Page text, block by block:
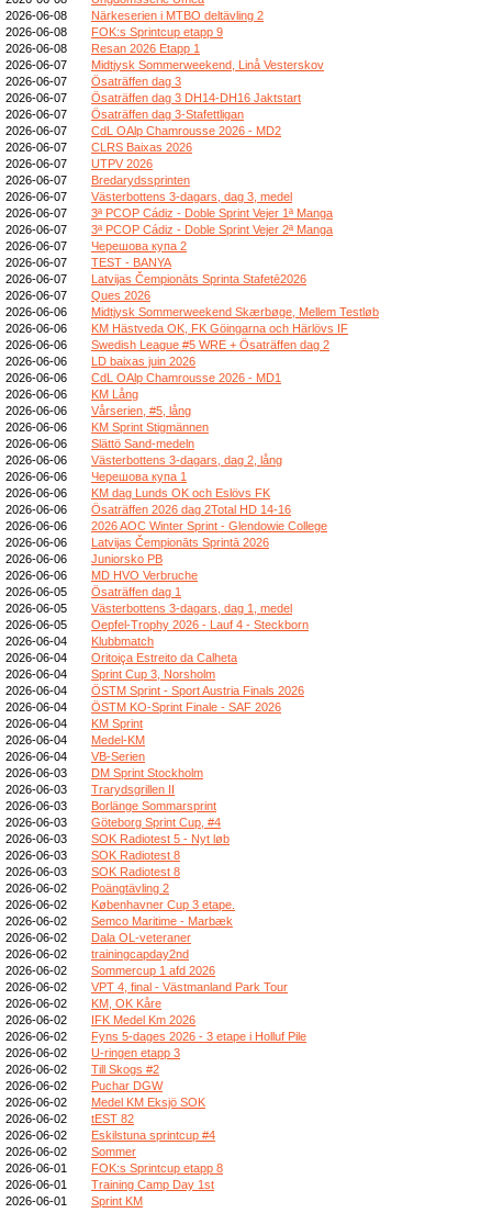
2026-06-08
Närkeserien i MTBO deltävling 2
2026-06-08
FOK:s Sprintcup etapp 9
2026-06-08
Resan 2026 Etapp 1
2026-06-07
Midtjysk Sommerweekend, Linå Vesterskov
2026-06-07
Ösaträffen dag 3
2026-06-07
Ösaträffen dag 3 DH14-DH16 Jaktstart
2026-06-07
Ösaträffen dag 3-Stafettligan
2026-06-07
CdL OAlp Chamrousse 2026 - MD2
2026-06-07
CLRS Baixas 2026
2026-06-07
UTPV 2026
2026-06-07
Bredarydssprinten
2026-06-07
Västerbottens 3-dagars, dag 3, medel
2026-06-07
3ª PCOP Cádiz - Doble Sprint Vejer 1ª Manga
2026-06-07
3ª PCOP Cádiz - Doble Sprint Vejer 2ª Manga
2026-06-07
Черешова купа 2
2026-06-07
TEST - BANYA
2026-06-07
Latvijas Čempionāts Sprinta Stafetē2026
2026-06-07
Ques 2026
2026-06-06
Midtjysk Sommerweekend Skærbøge, Mellem Testløb
2026-06-06
KM Hästveda OK, FK Göingarna och Härlövs IF
2026-06-06
Swedish League #5 WRE + Ösaträffen dag 2
2026-06-06
LD baixas juin 2026
2026-06-06
CdL OAlp Chamrousse 2026 - MD1
2026-06-06
KM Lång
2026-06-06
Vårserien, #5, lång
2026-06-06
KM Sprint Stigmännen
2026-06-06
Slättö Sand-medeln
2026-06-06
Västerbottens 3-dagars, dag 2, lång
2026-06-06
Черешова купа 1
2026-06-06
KM dag Lunds OK och Eslövs FK
2026-06-06
Ösaträffen 2026 dag 2Total HD 14-16
2026-06-06
2026 AOC Winter Sprint - Glendowie College
2026-06-06
Latvijas Čempionāts Sprintā 2026
2026-06-06
Juniorsko PB
2026-06-06
MD HVO Verbruche
2026-06-05
Ösaträffen dag 1
2026-06-05
Västerbottens 3-dagars, dag 1, medel
2026-06-05
Oepfel-Trophy 2026 - Lauf 4 - Steckborn
2026-06-04
Klubbmatch
2026-06-04
Oritoiça Estreito da Calheta
2026-06-04
Sprint Cup 3, Norsholm
2026-06-04
ÖSTM Sprint - Sport Austria Finals 2026
2026-06-04
ÖSTM KO-Sprint Finale - SAF 2026
2026-06-04
KM Sprint
2026-06-04
Medel-KM
2026-06-04
VB-Serien
2026-06-03
DM Sprint Stockholm
2026-06-03
Trarydsgrillen II
2026-06-03
Borlänge Sommarsprint
2026-06-03
Göteborg Sprint Cup, #4
2026-06-03
SOK Radiotest 5 - Nyt løb
2026-06-03
SOK Radiotest 8
2026-06-03
SOK Radiotest 8
2026-06-02
Poängtävling 2
2026-06-02
Københavner Cup 3 etape.
2026-06-02
Semco Maritime - Marbæk
2026-06-02
Dala OL-veteraner
2026-06-02
trainingcapday2nd
2026-06-02
Sommercup 1 afd 2026
2026-06-02
VPT 4, final - Västmanland Park Tour
2026-06-02
KM, OK Kåre
2026-06-02
IFK Medel Km 2026
2026-06-02
Fyns 5-dages 2026 - 3 etape i Holluf Pile
2026-06-02
U-ringen etapp 3
2026-06-02
Till Skogs #2
2026-06-02
Puchar DGW
2026-06-02
Medel KM Eksjö SOK
2026-06-02
tEST 82
2026-06-02
Eskilstuna sprintcup #4
2026-06-02
Sommer
2026-06-01
FOK:s Sprintcup etapp 8
2026-06-01
Training Camp Day 1st
2026-06-01
Sprint KM